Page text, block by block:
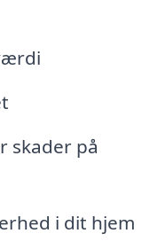
skader på
i dit hjem